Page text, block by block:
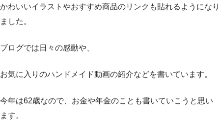
かわいいイラストやおすすめ商品のリンクも貼れるようになり
ました。
ブログでは日々の感動や、
お気に入りのハンドメイド動画の紹介などを書いています。
今年は62歳なので、お金や年金のことも書いていこうと思い
ます。